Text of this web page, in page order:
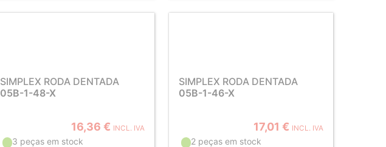
SIMPLEX RODA DENTADA
05B-1-48-X
16,36 € INCL. IVA
3 peças em stock
SIMPLEX RODA DENTADA
05B-1-46-X
17,01 € INCL. IVA
2 peças em stock